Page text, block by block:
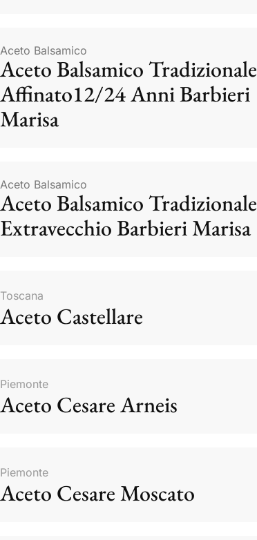
Aceto Balsamico
Aceto Balsamico Tradizionale
Affinato12/24 Anni Barbieri
Marisa
Aceto Balsamico
Aceto Balsamico Tradizionale
Extravecchio Barbieri Marisa
Toscana
Aceto Castellare
Piemonte
Aceto Cesare Arneis
Piemonte
Aceto Cesare Moscato